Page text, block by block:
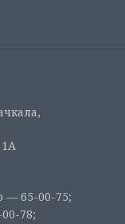
— 65-00-75;
78;